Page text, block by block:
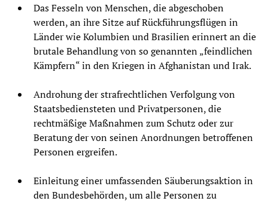
Das Fesseln von Menschen, die abgeschoben
werden, an ihre Sitze auf Rückführungsflügen in
Länder wie Kolumbien und Brasilien erinnert an die
brutale Behandlung von so genannten „feindlichen
Kämpfern“ in den Kriegen in Afghanistan und Irak.
Androhung der strafrechtlichen Verfolgung von
Staatsbediensteten und Privatpersonen, die
rechtmäßige Maßnahmen zum Schutz oder zur
Beratung der von seinen Anordnungen betroffenen
Personen ergreifen.
Einleitung einer umfassenden Säuberungsaktion in
den Bundesbehörden, um alle Personen zu